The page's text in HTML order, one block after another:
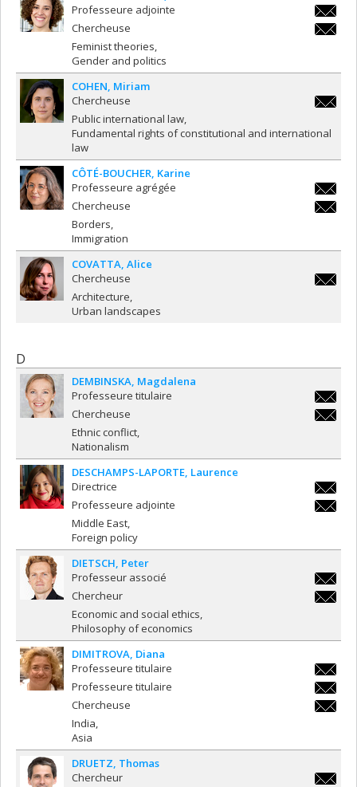
Professeure adjointe
Chercheuse
Feminist theories
Gender and politics
COHEN Miriam
Chercheuse
Public international law
Fundamental rights of constitutional and international
law
CÔTÉ-BOUCHER Karine
Professeure agrégée
Chercheuse
Borders
Immigration
COVATTA Alice
Chercheuse
Architecture
Urban landscapes
D
DEMBINSKA Magdalena
Professeure titulaire
Chercheuse
Ethnic conflict
Nationalism
DESCHAMPS-LAPORTE Laurence
Directrice
Professeure adjointe
Middle East
Foreign policy
DIETSCH Peter
Professeur associé
Chercheur
Economic and social ethics
Philosophy of economics
DIMITROVA Diana
Professeure titulaire
Professeure titulaire
Chercheuse
India
Asia
DRUETZ Thomas
Chercheur